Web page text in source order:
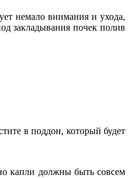
немало внимания и ухода,
закладывания почек полив
в поддон, который будет
капли должны быть совсем